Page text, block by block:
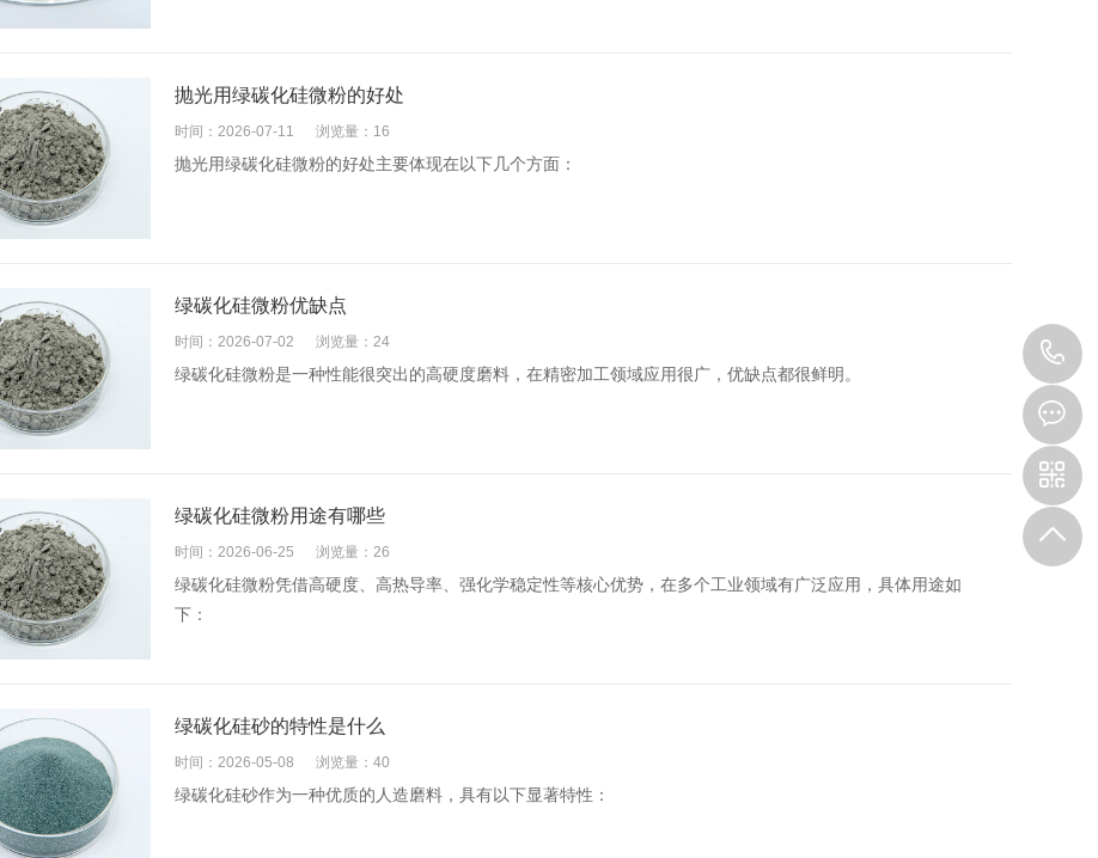
抛光用绿碳化硅微粉的好处
时间：2026-07-11 浏览量：16
抛光用绿碳化硅微粉的好处主要体现在以下几个方面：
绿碳化硅微粉优缺点
时间：2026-07-02 浏览量：24
绿碳化硅微粉是一种性能很突出的高硬度磨料，在精密加工领域应用很广，优缺点都很鲜明。
绿碳化硅微粉用途有哪些
时间：2026-06-25 浏览量：26
绿碳化硅微粉凭借高硬度、高热导率、强化学稳定性等核心优势，在多个工业领域有广泛应用，具体用途如
下：
绿碳化硅砂的特性是什么
时间：2026-05-08 浏览量：40
绿碳化硅砂作为一种优质的人造磨料，具有以下显著特性：